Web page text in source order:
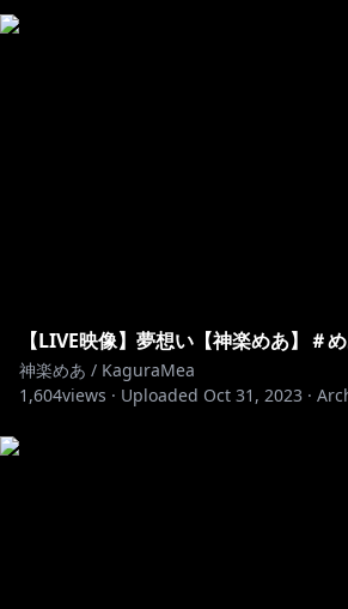
Use the 『JOIN』 button next to the
to get access to membership！
Gain custom emoji for live chat
【LIVE映像】夢想い【神楽めあ】＃
神楽めあ / KaguraMea
1,604views · Uploaded Oct 31, 2023 ·